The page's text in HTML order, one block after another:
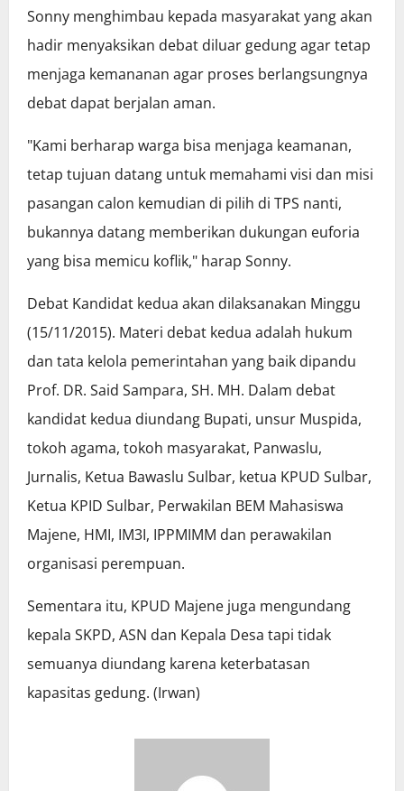
Sonny menghimbau kepada masyarakat yang akan
hadir menyaksikan debat diluar gedung agar tetap
menjaga kemananan agar proses berlangsungnya
debat dapat berjalan aman.
"Kami berharap warga bisa menjaga keamanan,
tetap tujuan datang untuk memahami visi dan misi
pasangan calon kemudian di pilih di TPS nanti,
bukannya datang memberikan dukungan euforia
yang bisa memicu koflik," harap Sonny.
Debat Kandidat kedua akan dilaksanakan Minggu
(15/11/2015). Materi debat kedua adalah hukum
dan tata kelola pemerintahan yang baik dipandu
Prof. DR. Said Sampara, SH. MH. Dalam debat
kandidat kedua diundang Bupati, unsur Muspida,
tokoh agama, tokoh masyarakat, Panwaslu,
Jurnalis, Ketua Bawaslu Sulbar, ketua KPUD Sulbar,
Ketua KPID Sulbar, Perwakilan BEM Mahasiswa
Majene, HMI, IM3I, IPPMIMM dan perawakilan
organisasi perempuan.
Sementara itu, KPUD Majene juga mengundang
kepala SKPD, ASN dan Kepala Desa tapi tidak
semuanya diundang karena keterbatasan
kapasitas gedung. (Irwan)